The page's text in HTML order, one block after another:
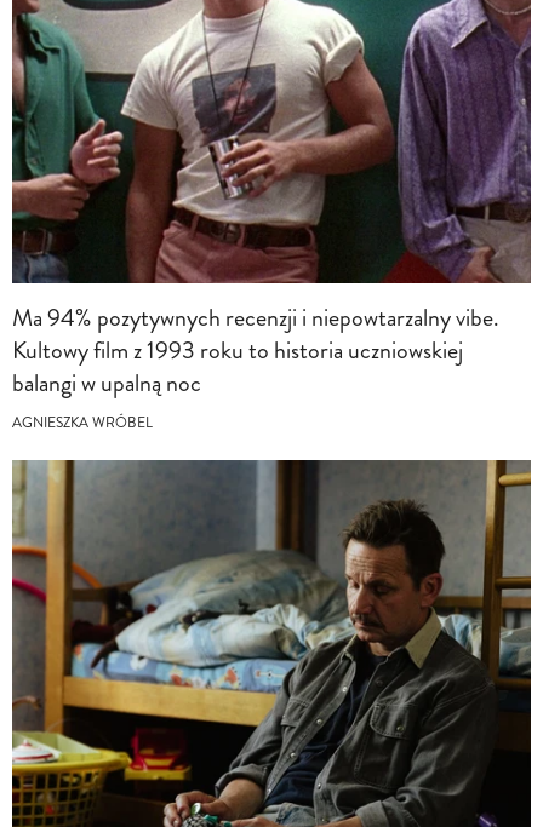
Ma 94% pozytywnych recenzji i niepowtarzalny vibe.
Kultowy film z 1993 roku to historia uczniowskiej
balangi w upalną noc
AGNIESZKA WRÓBEL